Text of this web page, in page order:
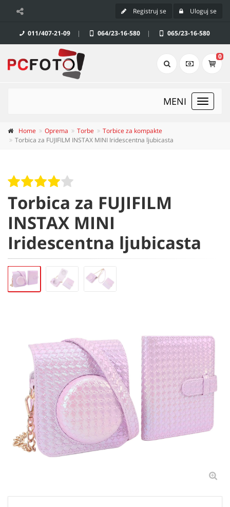
Registruj se Uloguj se
011/407-21-09 | 064/23-16-580 | 065/23-16-580
0
Toggle
MENI
Home Oprema Torbe
Torbice za kompakte
Torbica za FUJIFILM INSTAX MINI Iridescentna ljubicasta
Torbica za FUJIFILM
INSTAX MINI
Iridescentna ljubicasta